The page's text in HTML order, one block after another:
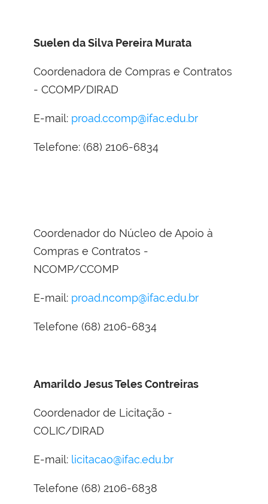
Suelen da Silva Pereira Murata
Coordenadora de Compras e Contratos
- CCOMP/DIRAD
E-mail: proad.ccomp@ifac.edu.br
Telefone: (68) 2106-6834
Coordenador do Núcleo de Apoio à
Compras e Contratos -
NCOMP/CCOMP
E-mail: proad.ncomp@ifac.edu.br
Telefone (68) 2106-6834
Amarildo Jesus Teles Contreiras
Coordenador de Licitação -
COLIC/DIRAD
E-mail: licitacao@ifac.edu.br
Telefone (68) 2106-6838